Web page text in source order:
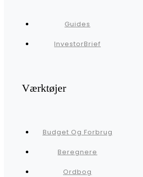
Guides
InvestorBrief
Værktøjer
Budget Og Forbrug
Beregnere
Ordbog